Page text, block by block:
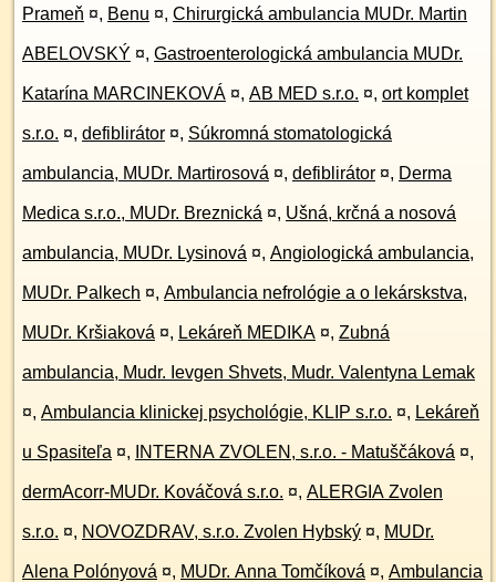
Prameň ¤, Benu ¤, Chirurgická ambulancia MUDr. Martin
ABELOVSKÝ ¤, Gastroenterologická ambulancia MUDr.
Katarína MARCINEKOVÁ ¤, AB MED s.r.o. ¤, ort komplet
s.r.o. ¤, defiblirátor ¤, Súkromná stomatologická
ambulancia, MUDr. Martirosová ¤, defiblirátor ¤, Derma
Medica s.r.o., MUDr. Breznická ¤, Ušná, krčná a nosová
ambulancia, MUDr. Lysinová ¤, Angiologická ambulancia,
MUDr. Palkech ¤, Ambulancia nefrológie a o lekárskstva,
MUDr. Kršiaková ¤, Lekáreň MEDIKA ¤, Zubná
ambulancia, Mudr. Ievgen Shvets, Mudr. Valentyna Lemak
¤, Ambulancia klinickej psychológie, KLIP s.r.o. ¤, Lekáreň
u Spasiteľa ¤, INTERNA ZVOLEN, s.r.o. - Matuščáková ¤,
dermAcorr-MUDr. Kováčová s.r.o. ¤, ALERGIA Zvolen
s.r.o. ¤, NOVOZDRAV, s.r.o. Zvolen Hybský ¤, MUDr.
Alena Polónyová ¤, MUDr. Anna Tomčíková ¤, Ambulancia